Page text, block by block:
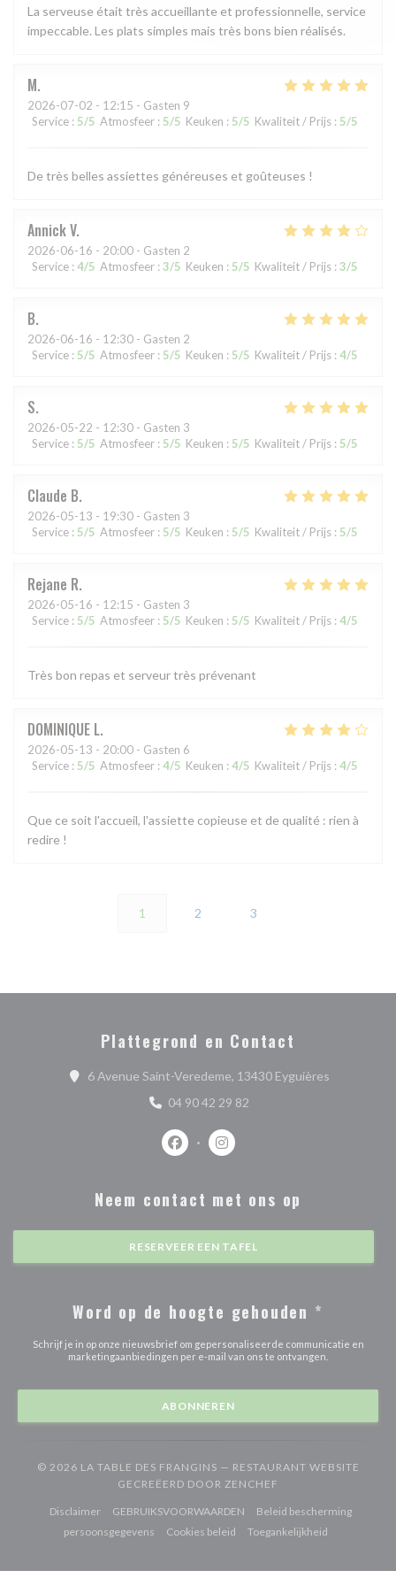
La serveuse était très accueillante et professionnelle, service
impeccable. Les plats simples mais très bons bien réalisés.
M
2026-07-02 - 12:15 - Gasten 9
Service : 5/5 Atmosfeer : 5/5 Keuken : 5/5 Kwaliteit / Prijs : 5/5
De très belles assiettes généreuses et goûteuses !
AnnickV
2026-06-16 - 20:00 - Gasten 2
Service : 4/5 Atmosfeer : 3/5 Keuken : 5/5 Kwaliteit / Prijs : 3/5
B
2026-06-16 - 12:30 - Gasten 2
Service : 5/5 Atmosfeer : 5/5 Keuken : 5/5 Kwaliteit / Prijs : 4/5
S
2026-05-22 - 12:30 - Gasten 3
Service : 5/5 Atmosfeer : 5/5 Keuken : 5/5 Kwaliteit / Prijs : 5/5
Claude B
2026-05-13 - 19:30 - Gasten 3
Service : 5/5 Atmosfeer : 5/5 Keuken : 5/5 Kwaliteit / Prijs : 5/5
Rejane R
2026-05-16 - 12:15 - Gasten 3
Service : 5/5 Atmosfeer : 5/5 Keuken : 5/5 Kwaliteit / Prijs : 4/5
Très bon repas et serveur très prévenant
DOMINIQUE L
2026-05-13 - 20:00 - Gasten 6
Service : 5/5 Atmosfeer : 4/5 Keuken : 4/5 Kwaliteit / Prijs : 4/5
Que ce soit l'accueil, l'assiette copieuse et de qualité : rien à
redire !
1 2 3
Plattegrond en Contact
6 Avenue Saint-Veredeme, 13430 Eyguières((opent in
04 90 42 29 82
Facebook ((opent in een nieuw
Instagram ((opent in een
Neem contact met ons op
RESERVEER EEN TAFEL
Word op de hoogte gehouden *
Schrijf je in op onze nieuwsbrief om gepersonaliseerde communicatie en
marketingaanbiedingen per e-mail van ons te ontvangen.
ABONNEREN
© 2026 LA TABLE DES FRANGINS — RESTAURANT WEBSITE
GECREËERD DOOR ZENCHEF
Disclaimer((opent in een nieuw venster))
GEBRUIKSVOORWAARDEN((opent in een nieuw venster))
Beleid bescherming
persoonsgegevens ((opent in een nieuw venster))
Cookies beleid ((opent in een nieuw venster))
Toegankelijkheid